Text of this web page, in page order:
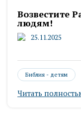
Возвестите
людям!
25.11.2025
Библия - детям
Читать